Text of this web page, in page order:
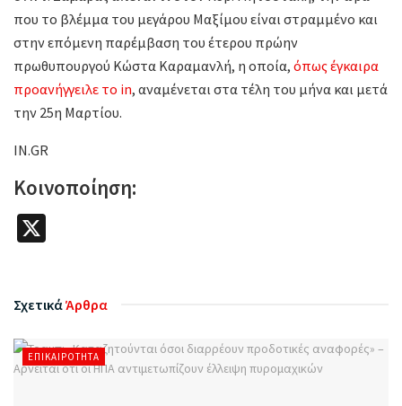
που το βλέμμα του μεγάρου Μαξίμου είναι στραμμένο και
στην επόμενη παρέμβαση του έτερου πρώην
πρωθυπουργού Κώστα Καραμανλή, η οποία, όπως έγκαιρα
προανήγγειλε το in, αναμένεται στα τέλη του μήνα και μετά
την 25η Μαρτίου.
IN.GR
Κοινοποίηση:
ΣχετικάΆρθρα
ΕΠΙΚΑΙΡΌΤΗΤΑ